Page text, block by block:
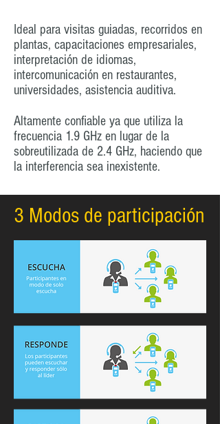
3 Modos de participación
Ideal para visitas guiadas, recorridos en
plantas, capacitaciones empresariales,
interpretación de idiomas,
intercomunicación en restaurantes,
universidades, asistencia auditiva.
Altamente confiable ya que utiliza la
frecuencia 1.9 GHz en lugar de la
sobreutilizada de 2.4 GHz, haciendo que
la interferencia sea inexistente.